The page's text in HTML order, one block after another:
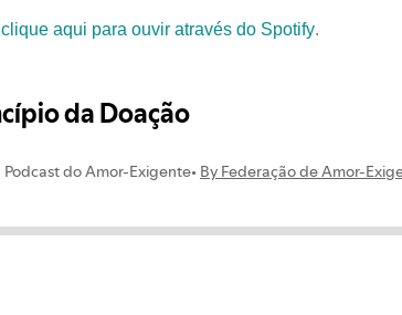
clique aqui para ouvir através do Spotify.